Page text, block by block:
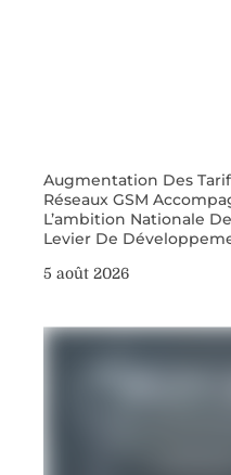
Augmentation Des
Réseaux GSM
L’ambition Nationale
Levier De
5 août 2026